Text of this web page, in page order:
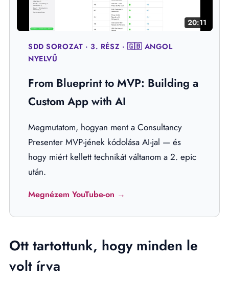
20:11
SDD SOROZAT · 3. RÉSZ · 🇬🇧 ANGOL
NYELVŰ
From Blueprint to MVP: Building a
Custom App with AI
Megmutatom, hogyan ment a Consultancy
Presenter MVP-jének kódolása AI-jal — és
hogy miért kellett technikát váltanom a 2. epic
után.
Megnézem YouTube-on →
Ott tartottunk, hogy minden le
volt írva